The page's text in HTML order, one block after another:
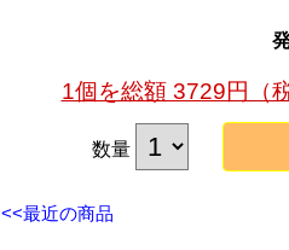
1個を総額 3729円（
数量
<<最近の商品